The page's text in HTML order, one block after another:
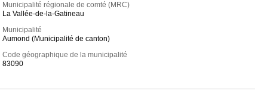
Municipalité régionale de comté (MRC)
La Vallée-de-la-Gatineau
Municipalité
Aumond (Municipalité de canton)
Code géographique de la municipalité
83090